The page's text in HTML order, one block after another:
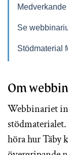
Medverkande
Se
Stödmaterial
Om
Webbinariet
höra hur Täby